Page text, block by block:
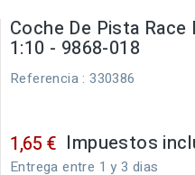
Coche De Pista Race
1:10 - 9868-018
Referencia : 330386
1,65 € Impuestos
Entrega entre 1 y 3 dias